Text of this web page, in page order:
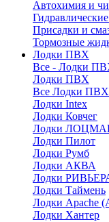
Автохимия и
Присадки и
Тормозные
Лодки ПВХ
Все - Лодки
Лодки ПВХ
Все Лодки ПВХ
Лодки Intex
Лодки Ковчег
Лодки
Лодки Пилот
Лодки Румб
Лодки АКВА
Лодки
Лодки Таймень
Лодки Apache
Лодки Хантер